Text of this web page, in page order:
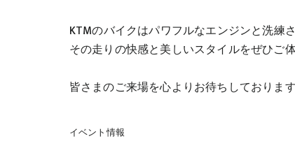
KTMのバイクはパワフルなエンジンと洗練
その走りの快感と美しいスタイルをぜひご
皆さまのご来場を心よりお待ちしております
イベント情報